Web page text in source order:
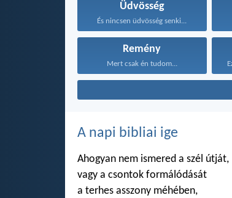
Üdvösség
És nincsen üdvösség senki...
Remény
Mert csak én tudom...
A napi bibliai ige
Ahogyan nem ismered a szél útját,
vagy a csontok formálódását
a terhes asszony méhében,